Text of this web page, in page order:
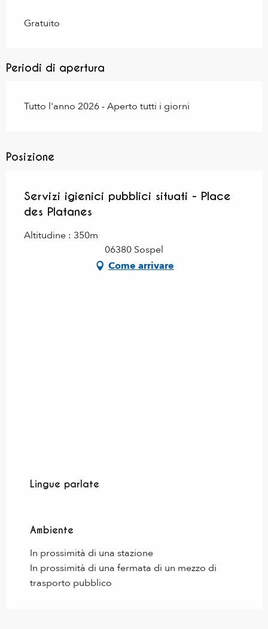
Gratuito
Periodi di apertura
Tutto l'anno 2026 - Aperto tutti i giorni
Posizione
Servizi igienici pubblici situati - Place
des Platanes
Altitudine : 350m
06380 Sospel
Come arrivare
Lingue parlate
Lingue parlate
Ambiente
Ambiente
In prossimità di una stazione
In prossimità di una fermata di un mezzo di
trasporto pubblico